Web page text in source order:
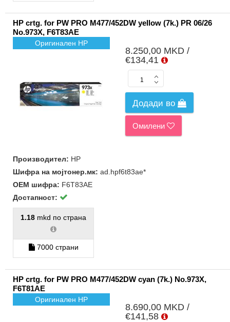
HP crtg. for PW PRO M477/452DW yellow (7k.) PR 06/26
No.973X, F6T83AE
Оригинален HP
8.250,00 MKD /
€134,41
Додади во
Омилени
Производител: HP
Шифра на мојтонер.мк: ad.hpf6t83ae*
ОЕМ шифра: F6T83AE
Достапност:
1.18 mkd по страна
7000 страни
HP crtg. for PW PRO M477/452DW cyan (7k.) No.973X,
F6T81AE
Оригинален HP
8.690,00 MKD /
€141,58